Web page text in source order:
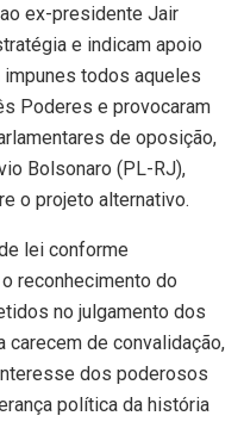
ex-presidente Jair
e indicam apoio
impunes todos aqueles
Poderes e provocaram
de oposição,
Bolsonaro (PL-RJ),
o projeto alternativo.
lei conforme
reconhecimento do
no julgamento dos
carecem de convalidação,
dos poderosos
política da história